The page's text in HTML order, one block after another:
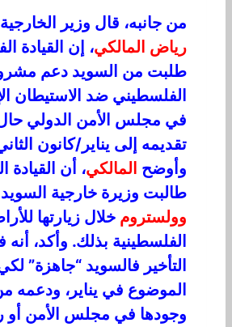
من جانبه، قال وزير
رياض المالكي، إن القيادة
طلبت من السويد دعم
الفلسطيني ضد الاستيطان
في مجلس الأمن الدولي حال
تقديمه إلى يناير/كانون
وأوضح المالكي، أن القيادة
طالبت وزيرة خارجية السويد
وولستروم خلال زيارتها
الفلسطينية بذلك. وأكد،
التأخير فالسويد “جاهزة”
الموضوع في يناير، ودعمه
وجودها في مجلس الأمن أو